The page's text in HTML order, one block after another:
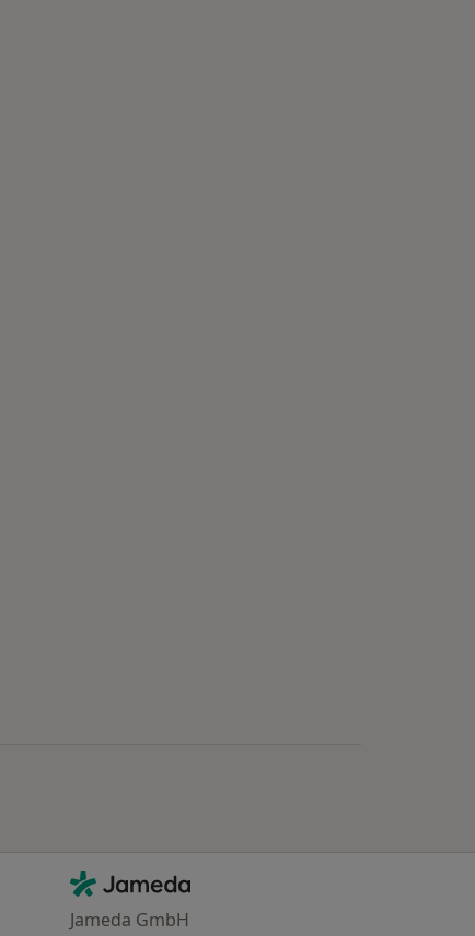
Kontakt
Jameda - Startseite
Jameda GmbH